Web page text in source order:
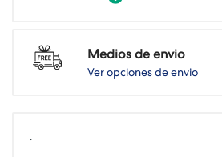
Medios de envio
Ver opciones de envio
.